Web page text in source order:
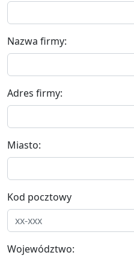
Nazwa firmy:
Adres firmy:
Miasto:
Kod pocztowy
Województwo: